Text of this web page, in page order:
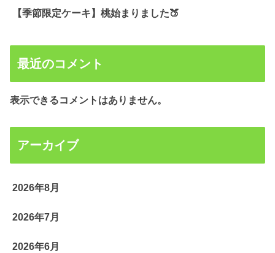
【季節限定ケーキ】桃始まりました🍑
最近のコメント
表示できるコメントはありません。
アーカイブ
2026年8月
2026年7月
2026年6月